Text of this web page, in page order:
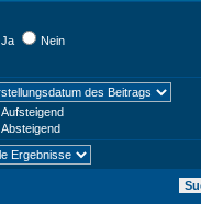
Ja Nein
Aufsteigend
Absteigend